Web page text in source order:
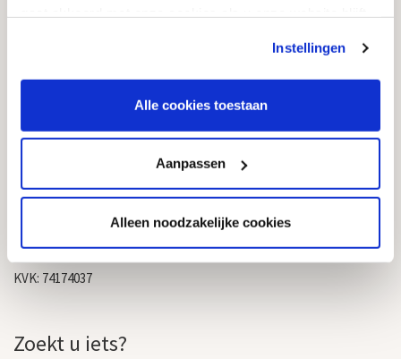
Instellingen
Alle cookies toestaan
Aanpassen
Alleen noodzakelijke cookies
Informatie over grafstenen
Contact
Goedkope Grafstenen
info@goedkope-grafstenen.nl
085 - 081 00 69
KVK: 74174037
Zoekt u iets?